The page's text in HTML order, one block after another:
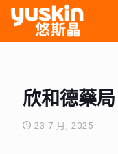
欣和德藥局
23 7 月, 2025